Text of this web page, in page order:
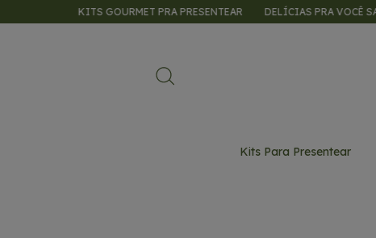
KITS GOURMET PRA PRESENTEAR DELÍCIAS PRA VOCÊ
Kits Para Presentear